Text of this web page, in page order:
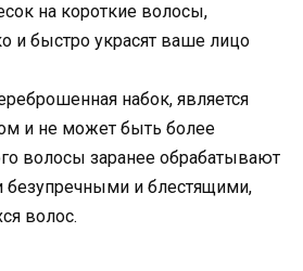
набок, является
и не может быть более
волосы заранее обрабатывают
безупречными и блестящими,
волос.